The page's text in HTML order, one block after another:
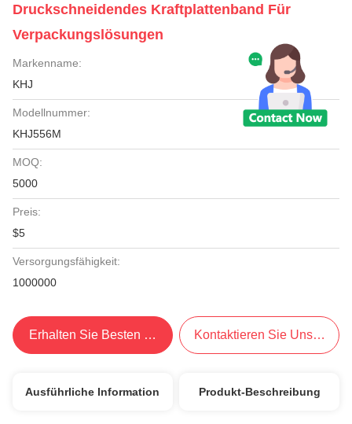
Druckschneidendes Kraftplattenband Für
Verpackungslösungen
Markenname:
KHJ
Modellnummer:
KHJ556M
MOQ:
5000
Preis:
$5
Versorgungsfähigkeit:
1000000
Erhalten Sie Besten Preis Kontaktieren Sie Uns Jetzt
Ausführliche Information Produkt-Beschreibung